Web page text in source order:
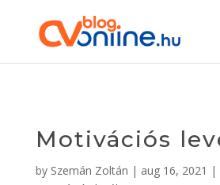
Motivációs
by Szemán Zoltán | aug 16, 2021 |